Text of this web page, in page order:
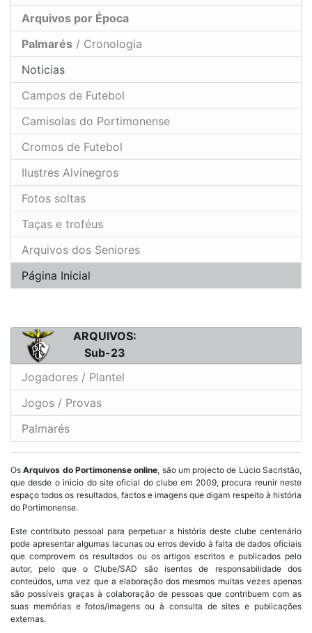
Arquivos por Época
Palmarés / Cronologia
Noticias
Campos de Futebol
Camisolas do Portimonense
Cromos de Futebol
Ilustres Alvinegros
Fotos soltas
Taças e troféus
Arquivos dos Seniores
Página Inicial
ARQUIVOS:
Sub-23
Jogadores / Plantel
Jogos / Provas
Palmarés
OsArquivos do Portimonense online, são um projecto de Lúcio Sacristão,
que desde o inicio do site oficial do clube em 2009, procura reunir neste
espaço todos os resultados, factos e imagens que digam respeito à história
do Portimonense.
Este contributo pessoal para perpetuar a história deste clube centenário
pode apresentar algumas lacunas ou erros devido à falta de dados oficiais
que comprovem os resultados ou os artigos escritos e publicados pelo
autor, pelo que o Clube/SAD são isentos de responsabilidade dos
conteúdos, uma vez que a elaboração dos mesmos muitas vezes apenas
são possíveis graças à colaboração de pessoas que contribuem com as
suas memórias e fotos/imagens ou à consulta de sites e publicações
externas.